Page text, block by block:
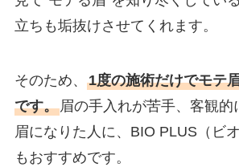
立ちも垢抜けさせてくれます。
そのため、 1度の施術だけでモテ
です。眉の手入れが苦手、客観的
眉になりた人に、BIO PLUS（ビ
もおすすめです。